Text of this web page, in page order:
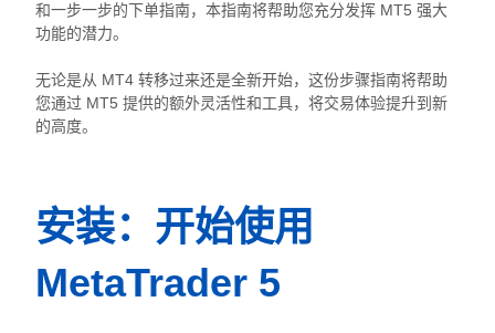
和一步一步的下单指南，本指南将帮助您充分发挥 MT5 强大
功能的潜力。
无论是从 MT4 转移过来还是全新开始，这份步骤指南将帮助
您通过 MT5 提供的额外灵活性和工具，将交易体验提升到新
的高度。
安装：开始使用
MetaTrader 5